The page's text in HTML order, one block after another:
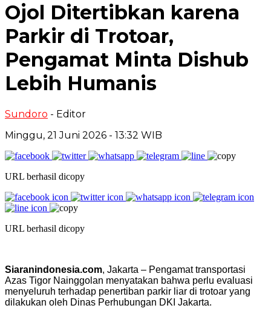
Ojol Ditertibkan karena
Parkir di Trotoar,
Pengamat Minta Dishub
Lebih Humanis
Sundoro - Editor
Minggu, 21 Juni 2026 - 13:32 WIB
URL berhasil dicopy
URL berhasil dicopy
Siaranindonesia.com, Jakarta – Pengamat transportasi
Azas Tigor Nainggolan menyatakan bahwa perlu evaluasi
menyeluruh terhadap penertiban parkir liar di trotoar yang
dilakukan oleh Dinas Perhubungan DKI Jakarta.